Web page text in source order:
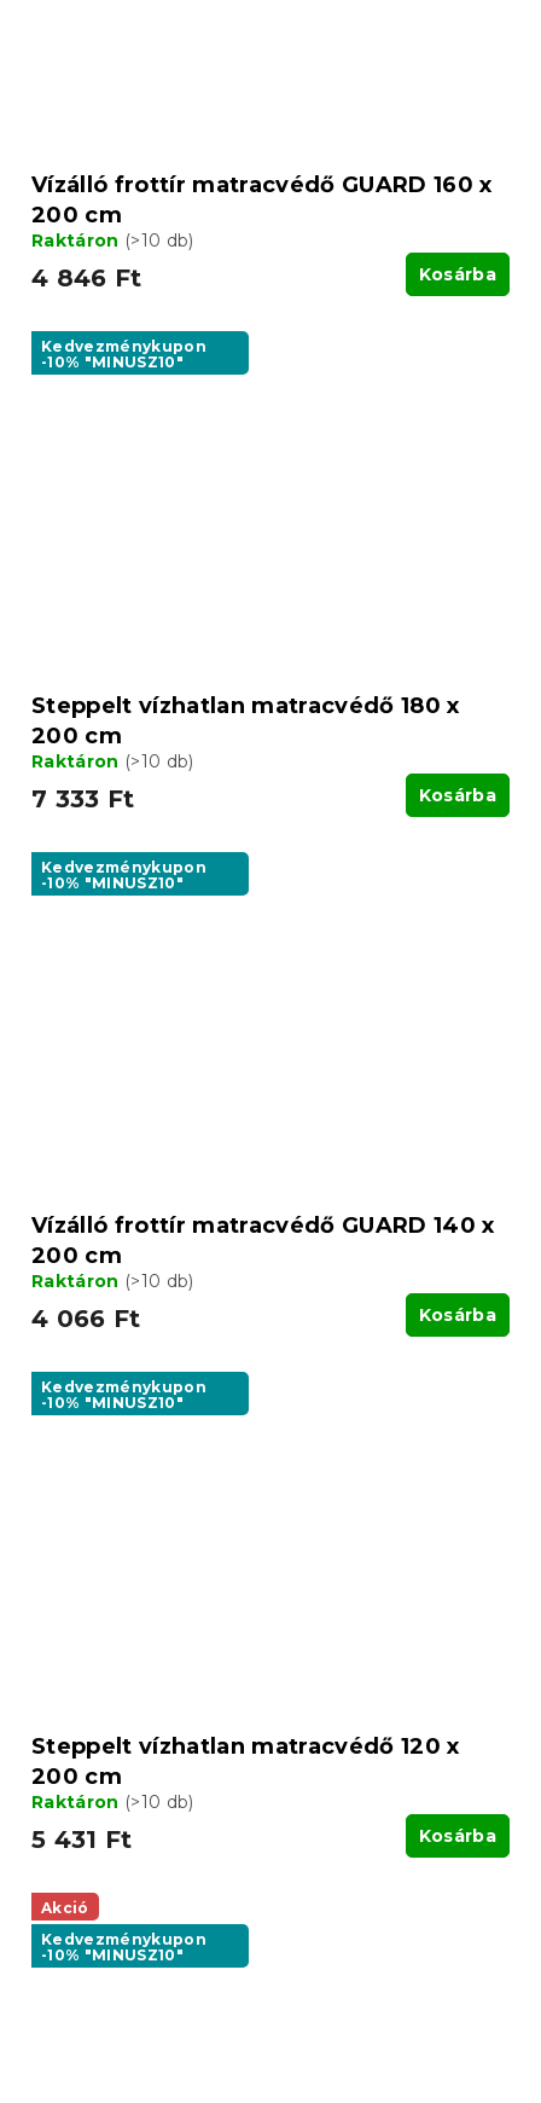
Vízálló frottír matracvédő GUARD 160 x
200 cm
Raktáron (>10 db)
4 846 Ft Kosárba
Kedvezménykupon
-10% "MINUSZ10"
Steppelt vízhatlan matracvédő 180 x
200 cm
Raktáron (>10 db)
7 333 Ft Kosárba
Kedvezménykupon
-10% "MINUSZ10"
Vízálló frottír matracvédő GUARD 140 x
200 cm
Raktáron (>10 db)
4 066 Ft Kosárba
Kedvezménykupon
-10% "MINUSZ10"
Steppelt vízhatlan matracvédő 120 x
200 cm
Raktáron (>10 db)
5 431 Ft Kosárba
Akció
Kedvezménykupon
-10% "MINUSZ10"